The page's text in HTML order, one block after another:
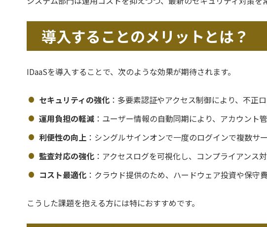
導入することのメリットとは？
IDaaSを導入することで、次のような効果が期待されます。
セキュリティの強化 ：多要素認証やアクセス制御により、不正
運用負担の軽減 ：ユーザー情報の自動同期により、アカウント
利便性の向上 ：シングルサインオンで一度のログインで複数サ
監査対応の強化 ：アクセスログを可視化し、コンプライアンス
コスト最適化 ：クラウド提供のため、ハードウェア投資や保守
こうした課題を抱える方には特におすすめです。